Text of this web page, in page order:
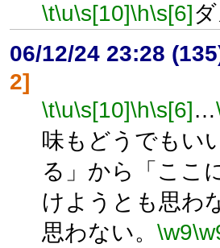
\t\u\s[10]\h\s[6]
06/12/24 23:28
2]
\t\u\s[10]\h\s[6] …
味もどうでもい
る」から「ここ
けようとも思わ
思わない。 \w9